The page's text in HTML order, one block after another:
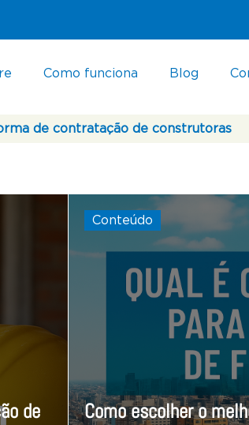
Como funciona Blog
de contratação de construtoras
de
Conteúdo
Como escolher o